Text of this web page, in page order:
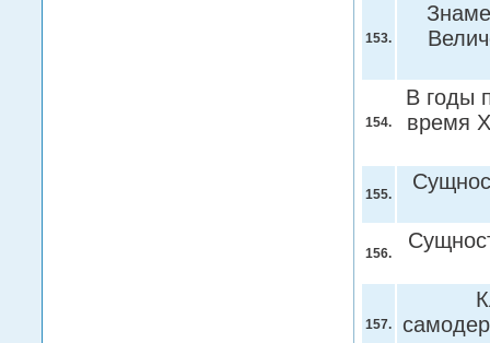
153.
154.
В годы
время
155.
156.
157.